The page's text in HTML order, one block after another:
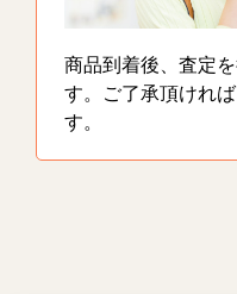
商品到着後、査定
す。ご了承頂けれ
す。